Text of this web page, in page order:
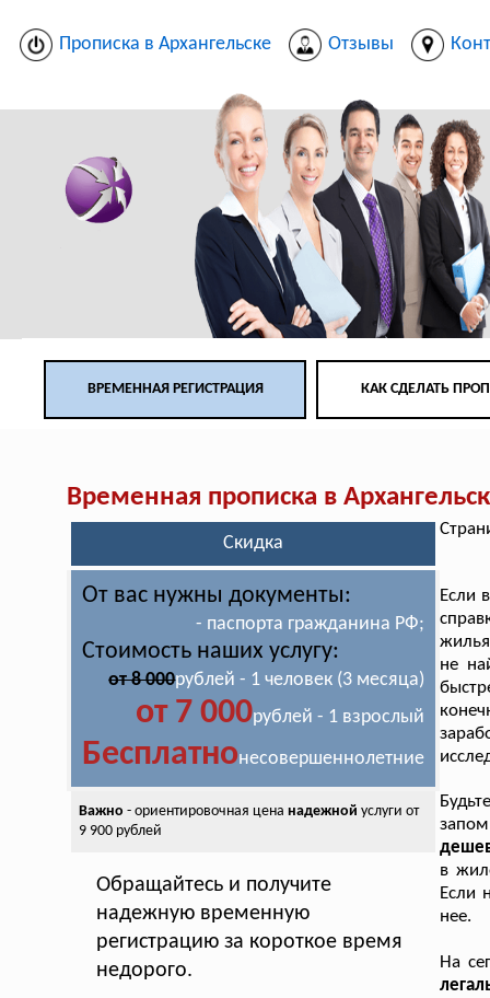
Прописка в Архангельске Отзывы
ВРЕМЕННАЯ РЕГИСТРАЦИЯ КАК СДЕЛАТЬ
Временная прописка в
Скидка
От вас нужны документы:
- паспорта гражданина РФ;
Стоимость наших услугу:
от 8 000рублей - 1 человек (3 месяца)
от 7 000рублей - 1 взрослый
Бесплатнонесовершеннолетние
Важно - ориентировочная ценанадежной услуги от
9 900 рублей
Обращайтесь и получите
надежную временную
регистрацию за короткое время
недорого.
Если
не
в
Если
нее.
На